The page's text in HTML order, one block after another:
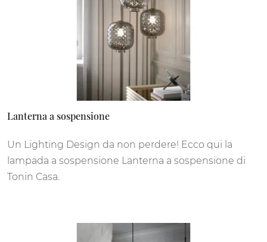
Lanterna a sospensione
Un Lighting Design da non perdere! Ecco qui la
lampada a sospensione Lanterna a sospensione di
Tonin Casa.